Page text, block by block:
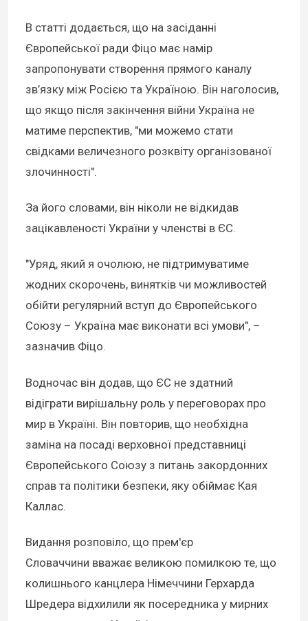
В статті додається, що на засіданні
Європейської ради Фіцо має намір
запропонувати створення прямого каналу
зв’язку між Росією та Україною. Він наголосив,
що якщо після закінчення війни Україна не
матиме перспектив, "ми можемо стати
свідками величезного розквіту організованої
злочинності".
За його словами, він ніколи не відкидав
зацікавленості України у членстві в ЄС.
"Уряд, який я очолюю, не підтримуватиме
жодних скорочень, винятків чи можливостей
обійти регулярний вступ до Європейського
Союзу – Україна має виконати всі умови", –
зазначив Фіцо.
Водночас він додав, що ЄС не здатний
відіграти вирішальну роль у переговорах про
мир в Україні. Він повторив, що необхідна
заміна на посаді верховної представниці
Європейського Союзу з питань закордонних
справ та політики безпеки, яку обіймає Кая
Каллас.
Видання розповіло, що прем'єр
Словаччини вважає великою помилкою те, що
колишнього канцлера Німеччини Герхарда
Шредера відхилили як посередника у мирних